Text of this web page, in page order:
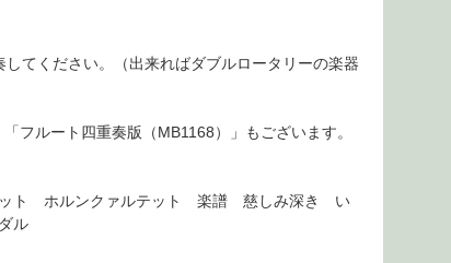
てください。（出来ればダブルロータリーの楽器
「フルート四重奏版（MB1168） 」もございます。
ット ホルンクァルテット 楽譜 慈しみ深き い
ル